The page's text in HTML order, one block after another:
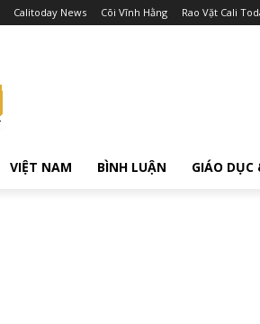
Calitoday News Cõi Vĩnh Hằng Rao Vặt Cali
VIỆT NAM BÌNH LUẬN GIÁO DỤC